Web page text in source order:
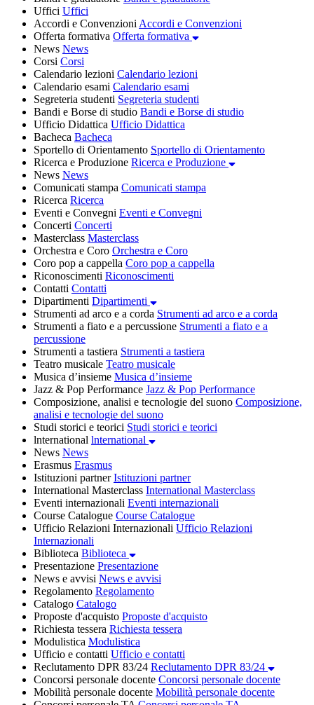
Uffici Uffici
Accordi e Convenzioni Accordi e Convenzioni
Offerta formativa Offerta formativa
News News
Corsi Corsi
Calendario lezioni Calendario lezioni
Calendario esami Calendario esami
Segreteria studenti Segreteria studenti
Bandi e Borse di studio Bandi e Borse di studio
Ufficio Didattica Ufficio Didattica
Bacheca Bacheca
Sportello di Orientamento Sportello di Orientamento
Ricerca e Produzione Ricerca e Produzione
News News
Comunicati stampa Comunicati stampa
Ricerca Ricerca
Eventi e Convegni Eventi e Convegni
Concerti Concerti
Masterclass Masterclass
Orchestra e Coro Orchestra e Coro
Coro pop a cappella Coro pop a cappella
Riconoscimenti Riconoscimenti
Contatti Contatti
Dipartimenti Dipartimenti
Strumenti ad arco e a corda Strumenti ad arco e a corda
Strumenti a fiato e a percussione Strumenti a fiato e a
percussione
Strumenti a tastiera Strumenti a tastiera
Teatro musicale Teatro musicale
Musica d’insieme Musica d’insieme
Jazz & Pop Performance Jazz & Pop Performance
Composizione, analisi e tecnologie del suono Composizione,
analisi e tecnologie del suono
Studi storici e teorici Studi storici e teorici
lnternational lnternational
News News
Erasmus Erasmus
Istituzioni partner Istituzioni partner
International Masterclass International Masterclass
Eventi internazionali Eventi internazionali
Course Catalogue Course Catalogue
Ufficio Relazioni Internazionali Ufficio Relazioni
Internazionali
Biblioteca Biblioteca
Presentazione Presentazione
News e avvisi News e avvisi
Regolamento Regolamento
Catalogo Catalogo
Proposte d'acquisto Proposte d'acquisto
Richiesta tessera Richiesta tessera
Modulistica Modulistica
Ufficio e contatti Ufficio e contatti
Reclutamento DPR 83/24 Reclutamento DPR 83/24
Concorsi personale docente Concorsi personale docente
Mobilità personale docente Mobilità personale docente